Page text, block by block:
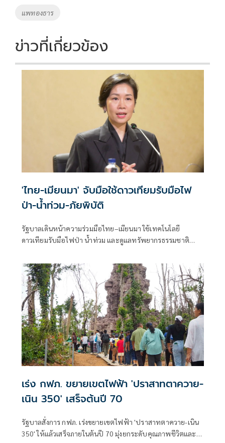
k
แพทองธาร
ข่าวที่เกี่ยวข้อง
'ไทย-เมียนมา' จับมือใช้ดาวเทียมรับมือไฟ
ป่า-น้ำท่วม-ภัยพิบัติ
รัฐบาลเดินหน้าความร่วมมือไทย–เมียนมา ใช้เทคโนโลยี
ดาวเทียมรับมือไฟป่า น้ำท่วม และดูแลทรัพยากรธรรมชาติ
เร่ง กฟภ. ขยายเขตไฟฟ้า 'ปราสาทตาควาย-
เนิน 350' เสร็จต้นปี 70
รัฐบาลสั่งการ กฟภ. เร่งขยายเขตไฟฟ้า 'ปราสาทตาควาย-เนิน
350' ให้แล้วเสร็จภายในต้นปี 70 มุ่งยกระดับคุณภาพชีวิตและ